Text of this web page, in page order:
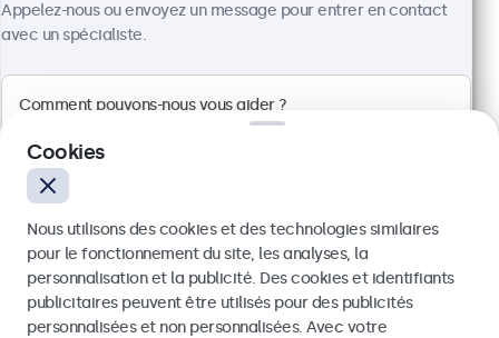
Installation : encastrable, murale et bureau
Dimensions : 560 x 337 x 41 mm
Appelez-nous ou envoyez un message pour entrer en contact
avec un spécialiste.
Envoyer
Cookies
Nous utilisons des cookies et des technologies similaires
pour le fonctionnement du site, les analyses, la
personnalisation et la publicité. Des cookies et identifiants
publicitaires peuvent être utilisés pour des publicités
personnalisées et non personnalisées. Avec votre